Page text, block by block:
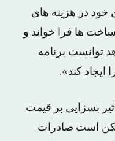
خود در هزینه های
ها فرا خواند و
توانست برنامه
کند».
بسزایی بر قیمت
است صادرات